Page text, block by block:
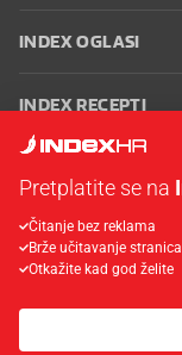
INDEX OGLASI
INDEX RECEPTI
Oglašavanje Zaposli
korištenja
Postavke
Pretplatite se na
Čitanje bez reklama
Brže učitavanje stranica
Otkažite kad god želite